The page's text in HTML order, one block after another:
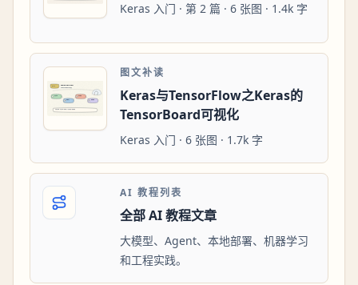
Keras 入门 · 第 2 篇 · 6 张图 · 1.4k 字
图文补读
Keras与TensorFlow之Keras的
TensorBoard可视化
Keras 入门 · 6 张图 · 1.7k 字
AI 教程列表
全部 AI 教程文章
大模型、Agent、本地部署、机器学习
和工程实践。